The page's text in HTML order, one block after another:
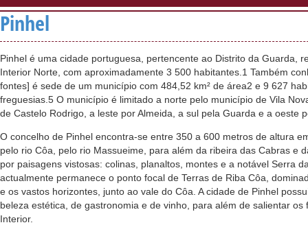
Pinhel
Pinhel é uma cidade portuguesa, pertencente ao Distrito da Guarda,
Interior Norte, com aproximadamente 3 500 habitantes.1 Também
fontes] é sede de um município com 484,52 km² de área2 e 9 627
freguesias.5 O município é limitado a norte pelo município de Vila
de Castelo Rodrigo, a leste por Almeida, a sul pela Guarda e a oeste
O concelho de Pinhel encontra-se entre 350 a 600 metros de altura
pelo rio Côa, pelo rio Massueime, para além da ribeira das Cabras e
por paisagens vistosas: colinas, planaltos, montes e a notável Serra
actualmente permanece o ponto focal de Terras de Riba Côa,
e os vastos horizontes, junto ao vale do Côa. A cidade de Pinhel
beleza estética, de gastronomia e de vinho, para além de salientar
Interior.